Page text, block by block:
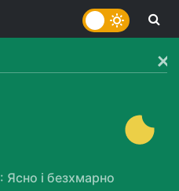
: Ясно і безхмарно